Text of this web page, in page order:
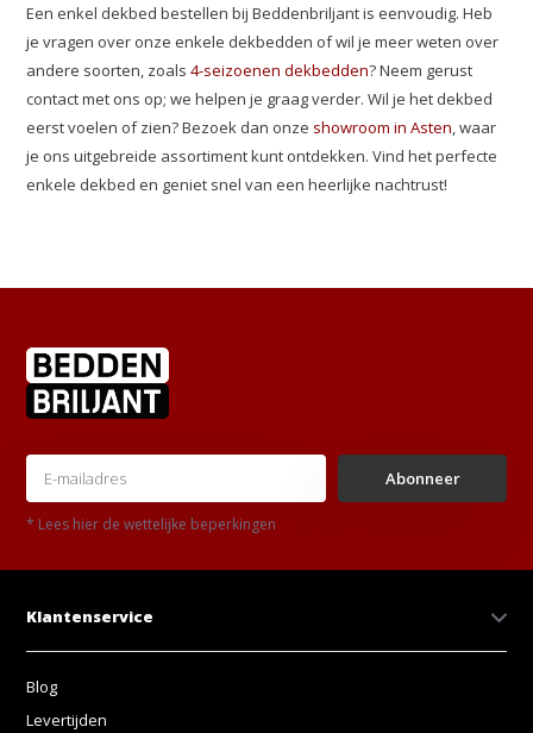
Een enkel dekbed bestellen bij Beddenbriljant is eenvoudig. Heb
je vragen over onze enkele dekbedden of wil je meer weten over
andere soorten, zoals4-seizoenen dekbedden? Neem gerust
contact met ons op; we helpen je graag verder. Wil je het dekbed
eerst voelen of zien? Bezoek dan onze showroom in Asten, waar
je ons uitgebreide assortiment kunt ontdekken. Vind het perfecte
enkele dekbed en geniet snel van een heerlijke nachtrust!
Abonneer
* Lees hier de wettelijke beperkingen
Klantenservice
Blog
Levertijden